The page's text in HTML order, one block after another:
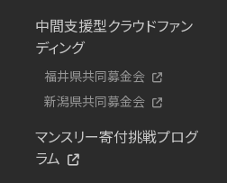
中間支援型クラウドファン
ディング
福井県共同募金会
新潟県共同募金会
マンスリー寄付挑戦プログ
ラム